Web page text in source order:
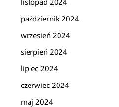
październik 2024
wrzesień 2024
sierpień 2024
lipiec 2024
czerwiec 2024
maj 2024